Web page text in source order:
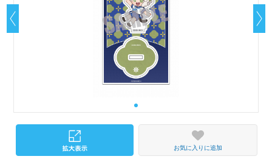
お気に入りに追加